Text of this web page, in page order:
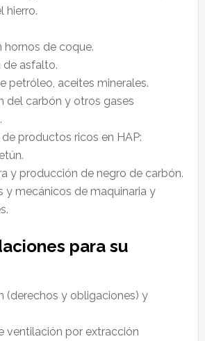
hierro.
hornos de coque.
de asfalto.
petróleo, aceites minerales.
del carbón y otros gases
productos ricos en HAP:
y producción de negro de carbón.
y mecánicos de maquinaria y
para su
(derechos y obligaciones) y
ventilación por extracción